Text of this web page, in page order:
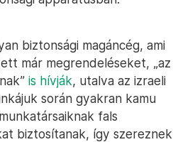
biztonsági magáncég, ami
már megrendeléseket, „az
is hívják, utalva az izraeli
során gyakran kamu
fals
biztosítanak, így szereznek